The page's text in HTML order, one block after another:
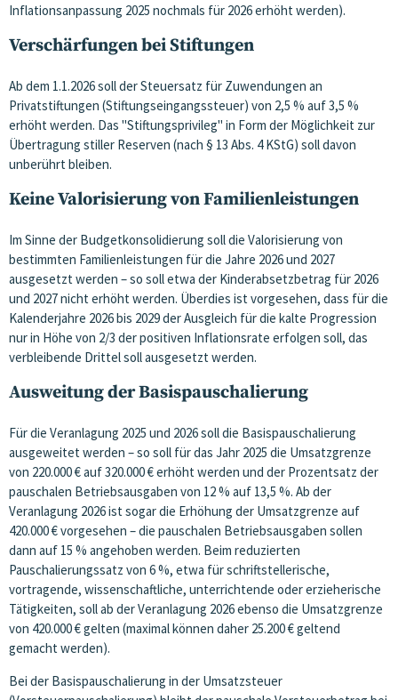
Inflationsanpassung 2025 nochmals für 2026 erhöht werden).
Verschärfungen bei Stiftungen
Ab dem 1.1.2026 soll der Steuersatz für Zuwendungen an
Privatstiftungen (Stiftungseingangssteuer) von 2,5 % auf 3,5 %
erhöht werden. Das "Stiftungsprivileg" in Form der Möglichkeit zur
Übertragung stiller Reserven (nach § 13 Abs. 4 KStG) soll davon
unberührt bleiben.
Keine Valorisierung von Familienleistungen
Im Sinne der Budgetkonsolidierung soll die Valorisierung von
bestimmten Familienleistungen für die Jahre 2026 und 2027
ausgesetzt werden – so soll etwa der Kinderabsetzbetrag für 2026
und 2027 nicht erhöht werden. Überdies ist vorgesehen, dass für die
Kalenderjahre 2026 bis 2029 der Ausgleich für die kalte Progression
nur in Höhe von 2/3 der positiven Inflationsrate erfolgen soll, das
verbleibende Drittel soll ausgesetzt werden.
Ausweitung der Basispauschalierung
Für die Veranlagung 2025 und 2026 soll die Basispauschalierung
ausgeweitet werden – so soll für das Jahr 2025 die Umsatzgrenze
von 220.000 € auf 320.000 € erhöht werden und der Prozentsatz der
pauschalen Betriebsausgaben von 12 % auf 13,5 %. Ab der
Veranlagung 2026 ist sogar die Erhöhung der Umsatzgrenze auf
420.000 € vorgesehen – die pauschalen Betriebsausgaben sollen
dann auf 15 % angehoben werden. Beim reduzierten
Pauschalierungssatz von 6 %, etwa für schriftstellerische,
vortragende, wissenschaftliche, unterrichtende oder erzieherische
Tätigkeiten, soll ab der Veranlagung 2026 ebenso die Umsatzgrenze
von 420.000 € gelten (maximal können daher 25.200 € geltend
gemacht werden).
Bei der Basispauschalierung in der Umsatzsteuer